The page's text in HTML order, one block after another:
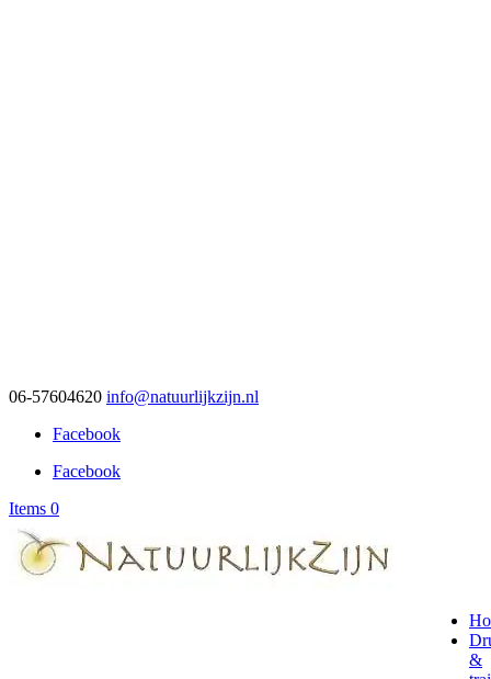
06-57604620 info@natuurlijkzijn.nl
Facebook
Facebook
Items 0
&